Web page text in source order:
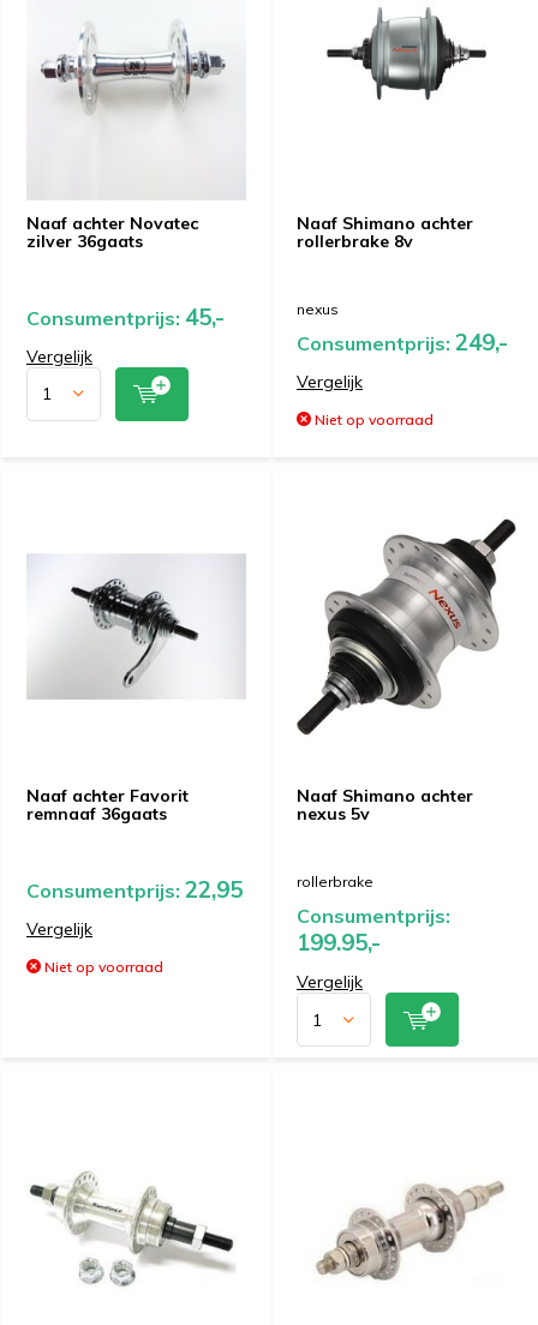
Naaf achter Novatec
zilver 36gaats
Consumentprijs: 45,-
Vergelijk
Naaf Shimano achter
rollerbrake 8v
nexus
Consumentprijs: 249,-
Vergelijk
Niet op voorraad
Naaf achter Favorit
remnaaf 36gaats
Consumentprijs: 22,95
Vergelijk
Niet op voorraad
Naaf Shimano achter
nexus 5v
rollerbrake
Consumentprijs:
199.95,-
Vergelijk